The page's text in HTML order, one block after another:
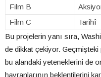
Film B
Film C
Tarihî
Bu projelerin yanı sıra,
de dikkat çekiyor.
bu alandaki yeteneklerini de
hayranlarının beklentilerini